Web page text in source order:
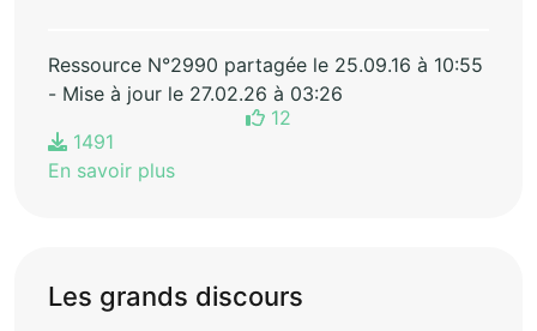
Ressource N°2990 partagée le 25.09.16 à 10:55
- Mise à jour le 27.02.26 à 03:26
12
1491
En savoir plus
Les grands discours